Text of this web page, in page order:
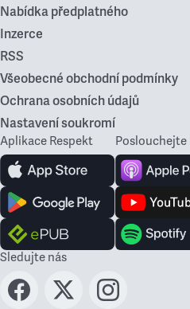
Nabídka předplatného
Inzerce
RSS
Všeobecné obchodní podmínky
Ochrana osobních údajů
Nastavení soukromí
Aplikace Respekt Poslouchejte
Sledujte nás